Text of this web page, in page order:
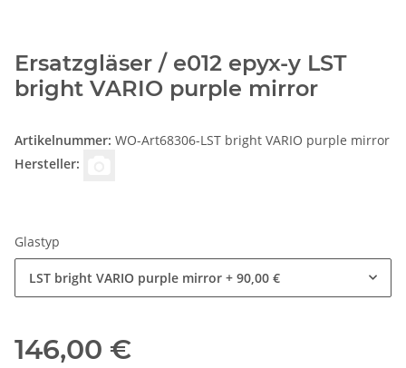
Ersatzgläser / e012 epyx-y LST
bright VARIO purple mirror
Artikelnummer: WO-Art68306-LST bright VARIO purple mirror
Hersteller:
Glastyp
LST bright VARIO purple mirror + 90,00 €
146,00 €